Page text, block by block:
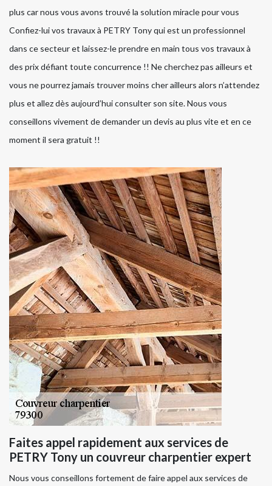
plus car nous vous avons trouvé la solution miracle pour vous
Confiez-lui vos travaux à PETRY Tony qui est un professionnel
dans ce secteur et laissez-le prendre en main tous vos travaux à
des prix défiant toute concurrence !! Ne cherchez pas ailleurs et
vous ne pourrez jamais trouver moins cher ailleurs alors n’attendez
plus et allez dès aujourd’hui consulter son site. Nous vous
conseillons vivement de demander un devis au plus vite et en ce
moment il sera gratuit !!
Faites appel rapidement aux services de
PETRY Tony un couvreur charpentier expert
Nous vous conseillons fortement de faire appel aux services de